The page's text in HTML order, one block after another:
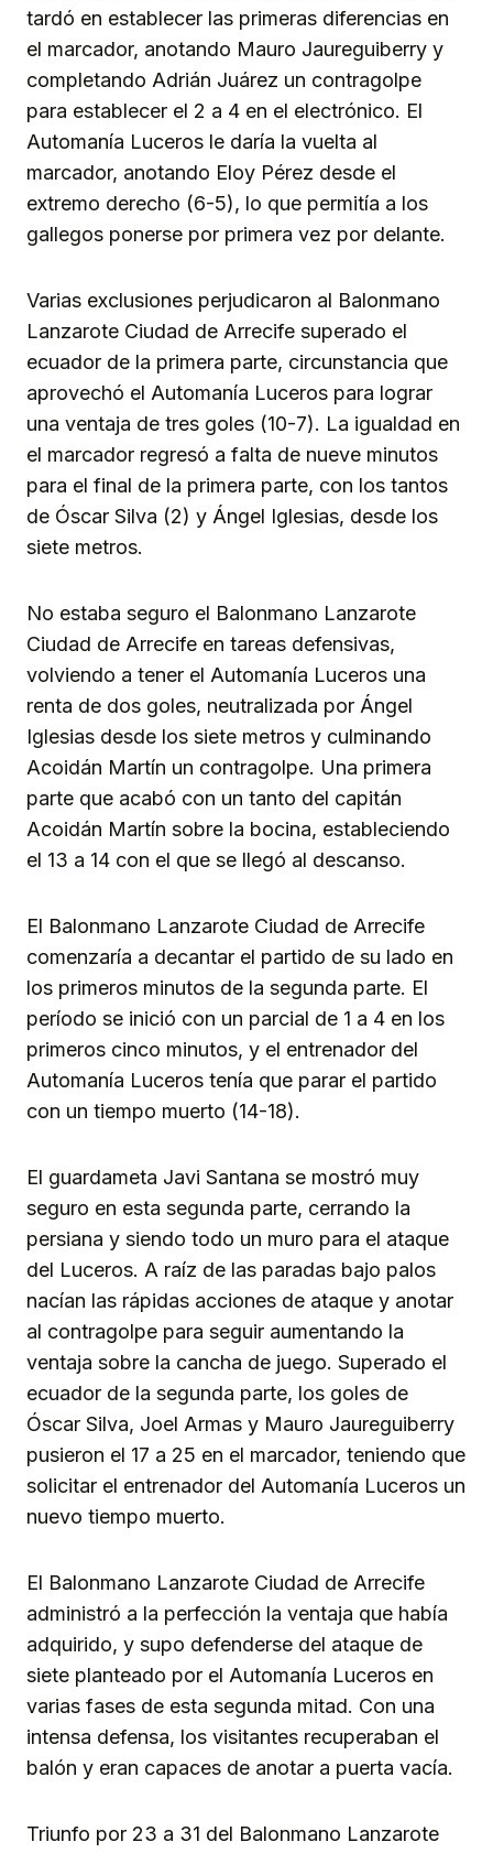
tardó en establecer las primeras diferencias en
el marcador, anotando Mauro Jaureguiberry y
completando Adrián Juárez un contragolpe
para establecer el 2 a 4 en el electrónico. El
Automanía Luceros le daría la vuelta al
marcador, anotando Eloy Pérez desde el
extremo derecho (6-5), lo que permitía a los
gallegos ponerse por primera vez por delante.
Varias exclusiones perjudicaron al Balonmano
Lanzarote Ciudad de Arrecife superado el
ecuador de la primera parte, circunstancia que
aprovechó el Automanía Luceros para lograr
una ventaja de tres goles (10-7). La igualdad en
el marcador regresó a falta de nueve minutos
para el final de la primera parte, con los tantos
de Óscar Silva (2) y Ángel Iglesias, desde los
siete metros.
No estaba seguro el Balonmano Lanzarote
Ciudad de Arrecife en tareas defensivas,
volviendo a tener el Automanía Luceros una
renta de dos goles, neutralizada por Ángel
Iglesias desde los siete metros y culminando
Acoidán Martín un contragolpe. Una primera
parte que acabó con un tanto del capitán
Acoidán Martín sobre la bocina, estableciendo
el 13 a 14 con el que se llegó al descanso.
El Balonmano Lanzarote Ciudad de Arrecife
comenzaría a decantar el partido de su lado en
los primeros minutos de la segunda parte. El
período se inició con un parcial de 1 a 4 en los
primeros cinco minutos, y el entrenador del
Automanía Luceros tenía que parar el partido
con un tiempo muerto (14-18).
El guardameta Javi Santana se mostró muy
seguro en esta segunda parte, cerrando la
persiana y siendo todo un muro para el ataque
del Luceros. A raíz de las paradas bajo palos
nacían las rápidas acciones de ataque y anotar
al contragolpe para seguir aumentando la
ventaja sobre la cancha de juego. Superado el
ecuador de la segunda parte, los goles de
Óscar Silva, Joel Armas y Mauro Jaureguiberry
pusieron el 17 a 25 en el marcador, teniendo que
solicitar el entrenador del Automanía Luceros un
nuevo tiempo muerto.
El Balonmano Lanzarote Ciudad de Arrecife
administró a la perfección la ventaja que había
adquirido, y supo defenderse del ataque de
siete planteado por el Automanía Luceros en
varias fases de esta segunda mitad. Con una
intensa defensa, los visitantes recuperaban el
balón y eran capaces de anotar a puerta vacía.
Triunfo por 23 a 31 del Balonmano Lanzarote